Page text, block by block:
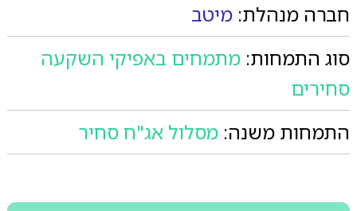
חברה מנהלת: מיטב
סוג התמחות: מתמחים באפיקי השקעה
סחירים
התמחות משנה: מסלול אג"ח סחיר